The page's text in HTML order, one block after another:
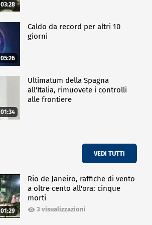
03:28
05:26
Caldo da record per altri 10
giorni
01:34
Ultimatum della Spagna
all'Italia, rimuovete i controlli
alle frontiere
VEDI TUTTI
01:29
Rio de Janeiro, raffiche di vento
a oltre cento all'ora: cinque
morti
3 visualizzazioni